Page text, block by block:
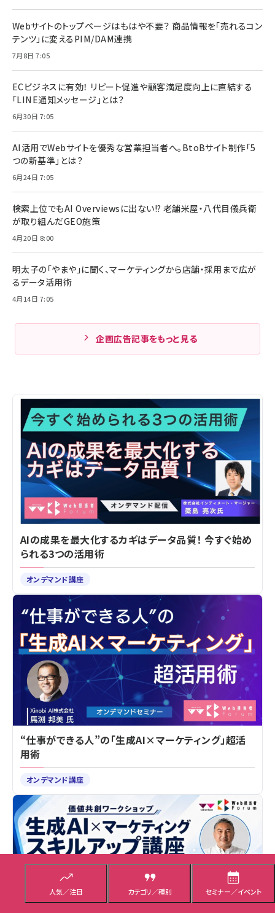
人気／注目 カテゴリ／種別 セミナー／イベント
Webサイトのトップページはもはや不要？ 商品情報を「売れるコン
テンツ」に変えるPIM/DAM連携
7月8日 7:05
ECビジネスに有効！ リピート促進や顧客満足度向上に直結する
「LINE通知メッセージ」とは？
6月30日 7:05
AI活用でWebサイトを優秀な営業担当者へ。BtoBサイト制作「5
つの新基準」とは？
6月24日 7:05
検索上位でもAI Overviewsに出ない!? 老舗米屋・八代目儀兵衛
が取り組んだGEO施策
4月20日 8:00
明太子の「やまや」に聞く、マーケティングから店舗・採用まで広が
るデータ活用術
4月14日 7:05
企画広告記事をもっと見る
AIの成果を最大化するカギはデータ品質！ 今すぐ始め
られる3つの活用術
オンデマンド講座
“仕事ができる人”の「生成AI×マーケティング」超活
用術
オンデマンド講座